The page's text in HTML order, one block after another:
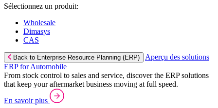
Sélectionnez un produit:
Wholesale
Dimasys
CAS
Back to Enterprise Resource Planning (ERP)
Aperçu des solutions
ERP for Automobile
From stock control to sales and service, discover the ERP solutions
that keep your aftermarket business moving at full speed.
En savoir plus